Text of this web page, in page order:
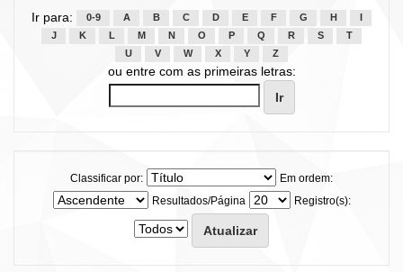
Ir para: 0-9 A B C D E F G H
J
K L M N O P Q R S
T
U
V W X Y Z
ou entre com as primeiras letras:
Classificar por:
Em ordem:
Resultados/Página
Registro(s):